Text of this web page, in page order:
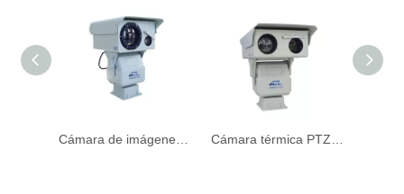
Cámara de imágenes térmicas PTZ de Sensor dual de larga distancia Cámara térmica PTZ de larga distancia de día/noche de doble sensor PTZ